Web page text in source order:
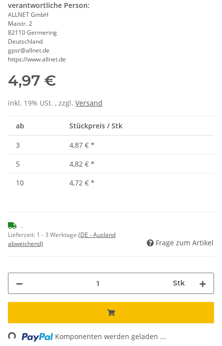
verantwortliche Person:
ALLNET GmbH
Maistr. 2
82110 Germering
Deutschland
gpsr@allnet.de
https://www.allnet.de
4,97 €
inkl. 19% USt. , zzgl. Versand
ab Stückpreis / Stk
3 4,87 € *
5
4,82 € *
10
4,72 € *
.
Lieferzeit: 1 - 3 Werktage (DE - Ausland
abweichend)
Frage zum Artikel
Stk
Komponenten werden geladen ...